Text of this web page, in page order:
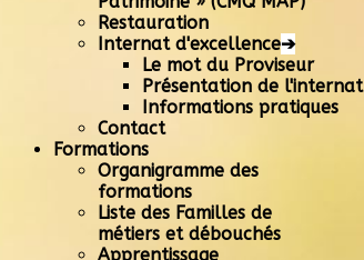
Restauration
Internat d'excellence➔
Le mot du Proviseur
Présentation de l'internat
Informations pratiques
Contact
Formations
Organigramme des
formations
Liste des Familles de
métiers et débouchés
Apprentissage